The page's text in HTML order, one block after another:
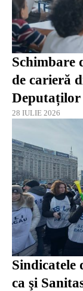
Schimbare
de carieră
Deputaților
28 IULIE 2026
Sindicatele
ca şi